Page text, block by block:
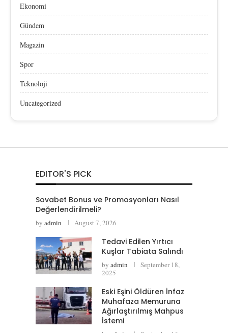
Ekonomi
Gündem
Magazin
Spor
Teknoloji
Uncategorized
EDITOR'S PICK
Sovabet Bonus ve Promosyonları Nasıl
Değerlendirilmeli?
by admin August 7, 2026
Tedavi Edilen Yırtıcı
Kuşlar Tabiata Salındı
by admin
September 18,
2025
Eski Eşini Öldüren İnfaz
Muhafaza Memuruna
Ağırlaştırılmış Mahpus
İstemi